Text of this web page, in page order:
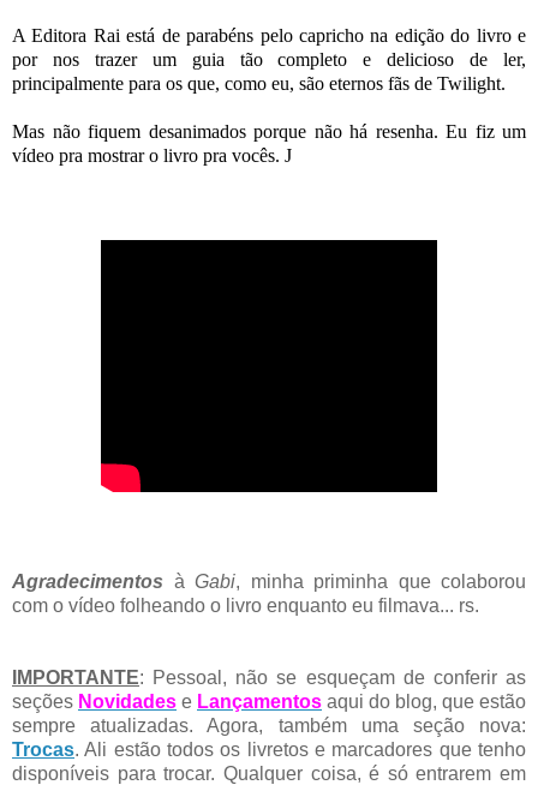
A Editora Rai está de parabéns pelo capricho na edição do livro e
por nos trazer um guia tão completo e delicioso de ler,
principalmente para os que, como eu, são eternos fãs de Twilight.
Mas não fiquem desanimados porque não há resenha. Eu fiz um
vídeo pra mostrar o livro pra vocês. J
Agradecimentos à Gabi, minha priminha que colaborou
com o vídeo folheando o livro enquanto eu filmava... rs.
IMPORTANTE: Pessoal, não se esqueçam de conferir as
seções Novidades e Lançamentos aqui do blog, que estão
sempre atualizadas. Agora, também uma seção nova:
Trocas. Ali estão todos os livretos e marcadores que tenho
disponíveis para trocar. Qualquer coisa, é só entrarem em